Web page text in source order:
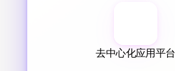
去中心化应用平台